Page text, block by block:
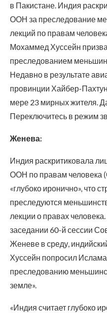
в Пакистане. Индия
ООН за преследование
лекций по правам
Мохаммед Хуссейн
преследованием
Недавно в результате
провинции Хайбер-
мере 23 мирных жителя.
Переключитесь в режим
Женева:
Индия раскритиковала
ООН по правам человека
«глубоко иронично», что
преследуются
лекции о правах
заседании 60-й сессии
Женеве в среду,
Хуссейн попросил
преследованию
земле».
«Индия считает глубоко